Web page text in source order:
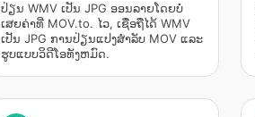
ປ່ຽນ WMV ເປັນ JPG ອອນລາຍໂດຍບໍ່
ເສຍຄ່າທີ່ MOV.to. ໄວ, ເຊື່ອຖືໄດ້ WMV
ເປັນ JPG ການປ່ຽນແປງສໍາລັບ MOV ແລະ
ຮູບແບບວິດີໂອທັງຫມົດ.